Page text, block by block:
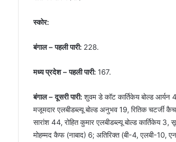
स्कोर:
बंगाल – पहली पारी: 228.
मध्य प्रदेश – पहली पारी: 167.
बंगाल – दूसरी पारी:शुवम डे कॉट कार्तिकेय बोल्ड आर्यन
मजूमदार एलबीडब्ल्यू बोल्ड अनुभव 19, रितिक चटर्जी कैच
सारांश 44, रोहित कुमार एलबीडब्ल्यू बोल्ड कार्तिकेय
मोहम्मद कैफ (नाबाद) 6; अतिरिक्त (बी-4, एलबी-